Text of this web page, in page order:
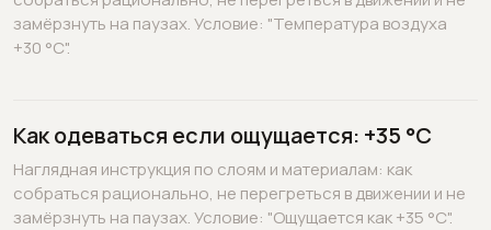
замёрзнуть на паузах. Условие: "Температура воздуха
+30 °C".
Как одеваться если ощущается: +35 °C
Наглядная инструкция по слоям и материалам: как
собраться рационально, не перегреться в движении и не
замёрзнуть на паузах. Условие: "Ощущается как +35 °C".